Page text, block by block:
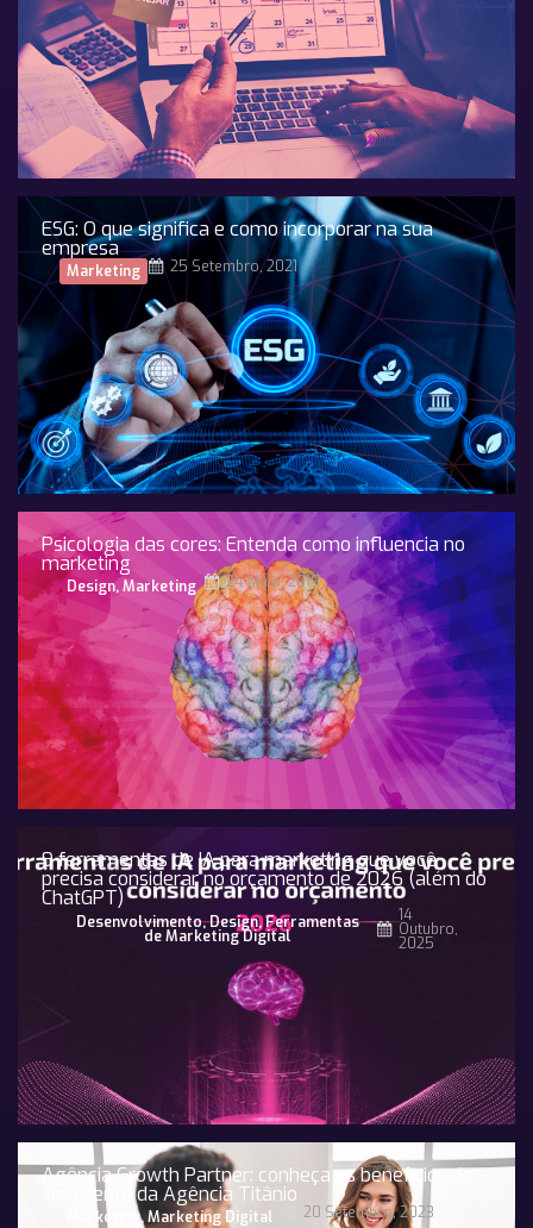
ESG: O que significa e como incorporar na sua
empresa
Marketing 25 Setembro, 2021
Psicologia das cores: Entenda como influencia no
marketing
Design,Marketing 24 Maio, 2019
9 ferramentas de IA para marketing que você
precisa considerar no orçamento de 2026 (além do
ChatGPT)
Desenvolvimento,Design,Ferramentas
de Marketing Digital
14
Outubro,
2025
Agência Growth Partner: conheça os benefícios de
ser cliente da Agência Titânio
Marketing,Marketing Digital 20 Setembro, 2023